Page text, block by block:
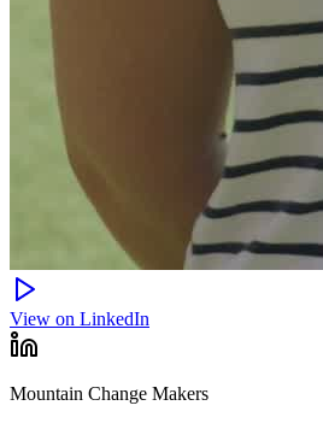
View on LinkedIn
Mountain Change Makers